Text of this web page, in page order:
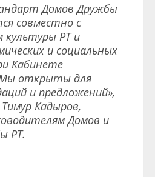
Домов Дружбы
совместно с
РТ и
и социальных
Кабинете
открыты для
и предложений»,
Кадыров,
Домов и
РТ.